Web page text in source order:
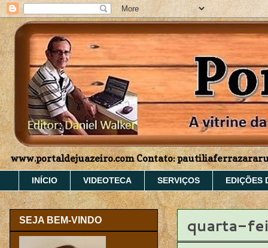
www.portaldejuazeiro.com Contato:
INÍCIO VIDEOTECA SERVIÇOS EDIÇÕES
quarta-
SEJA BEM-VINDO